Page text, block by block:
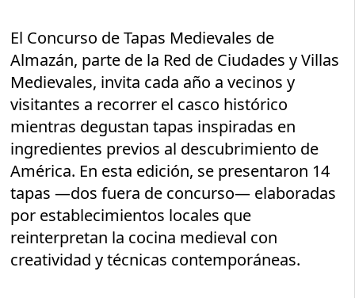
El Concurso de Tapas Medievales de
Almazán, parte de la Red de Ciudades y Villas
Medievales, invita cada año a vecinos y
visitantes a recorrer el casco histórico
mientras degustan tapas inspiradas en
ingredientes previos al descubrimiento de
América. En esta edición, se presentaron 14
tapas —dos fuera de concurso— elaboradas
por establecimientos locales que
reinterpretan la cocina medieval con
creatividad y técnicas contemporáneas.